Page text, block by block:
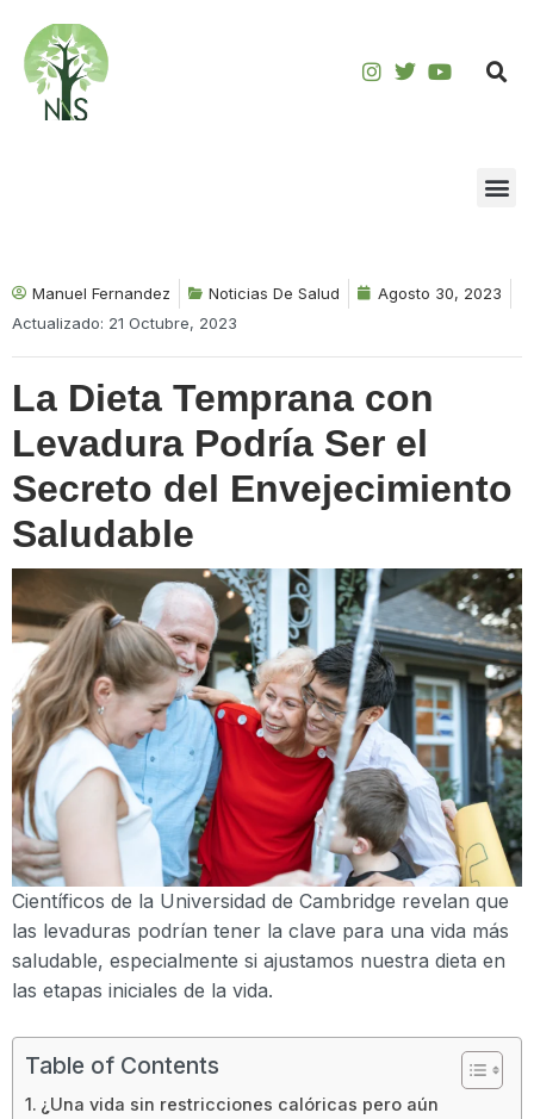
Saltar
contenido
Manuel Fernandez Noticias De Salud
Agosto 30, 2023
Actualizado: 21 Octubre, 2023
La Dieta Temprana con
Levadura Podría Ser el
Secreto del Envejecimiento
Saludable
Científicos de la Universidad de Cambridge revelan que
las levaduras podrían tener la clave para una vida más
saludable, especialmente si ajustamos nuestra dieta en
las etapas iniciales de la vida.
Table of Contents
¿Una vida sin restricciones calóricas pero aún